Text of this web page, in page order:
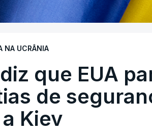
NA UCRÂNIA
que EUA
de
Kiev